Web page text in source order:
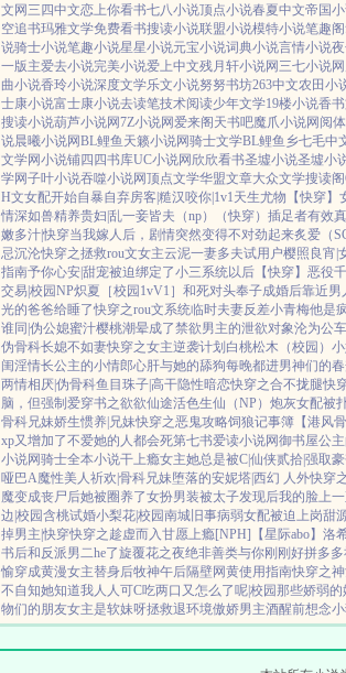
文网 三四中文恋上你看书七八小说顶点小说春夏中文帝国
空追书玛雅文学免费看书搜读小说联盟小说模特小说笔趣阁
说骑士小说笔趣小说星星小说元宝小说词典小说言情小说
一版主爱去小说完美小说爱上中文残月轩小说网 三七小说网
曲小说香玲小说深度文学乐文小说努努书坊263中文农田小
士康小说富士康小说去读笔技术阅读少年文学19楼小说香
搜读小说葫芦小说网7Z小说网爱来阁 天书吧魔爪小说网 阅
说晨曦小说网BL鲤鱼 天籁小说网骑士文学BL鲤鱼乡七毛中
文学网小说铺四四书库UC小说网 欣欣看书圣墟小说圣墟小
学网子叶小说吞噬小说网顶点文学华盟文章大众文学搜读阁
H文女配开始自暴自弃房客|糙汉咬你|1v1天生尤物【快穿】
情深如兽精养贵妇|乱一妾皆夫（np） （快穿）插足者有效
嫩多汁|快穿当我嫁人后，剧情突然变得不对劲起来炙爱（
忌沉沦快穿之拯救rou文女主云泥一妻多夫试用户樱照良宵|
指南予你心安|甜宠被迫绑定了小三系统以后【快穿】 恶役
交易|校园NP炽夏［校园1vV1］ 和死对头奉子成婚后靠近男
光的爸爸给睡了快穿之rou文系统临时夫妻反差小青梅他是
谁同|伪公媳蜜汁樱桃潮晕成了禁欲男主的泄欲对象沦为公车
伪骨科长媳不如妻快穿之女主逆袭计划 白桃松木（校园）
闺淫情长公主的小情郎心肝与她的舔狗每晚都进男神们的
两情相厌|伪骨科鱼目珠子|高干隐性暗恋快穿之合不拢腿快
脑，但强制爱穿书之欲欲仙途活色生仙（NP） 炮灰女配被
骨科兄妹娇生惯养|兄妹快穿之恶鬼攻略饲狼记事簿 【港风
xp又增加了不爱她的人都会死第七书爱读小说网御书屋公
小说网骑士全本小说干上瘾女主她总是被C|仙侠贰拾|强取
哑巴A魔性美人祈欢|骨科兄妹堕落的安妮塔|西幻 人外快穿
魔变成丧尸后她被圈养了女扮男装被太子发现后我的脸上
边|校园含桃试婚小梨花|校园南城旧事病弱女配被迫上岗甜
掉男主|快穿快穿之趁虚而入甘愿上瘾[NPH] 【星际abo】洛
书后和反派男二he了旋覆花之夜绝非善类与你刚刚好拼多
愉穿成黄漫女主替身后牧神午后隔壁网黄使用指南快穿之
不自知她知道我人人可C吃两口又怎么了呢|校园那些娇弱的
物们的朋友女主是软妹呀拯救退环境傲娇男主酒醒前想念